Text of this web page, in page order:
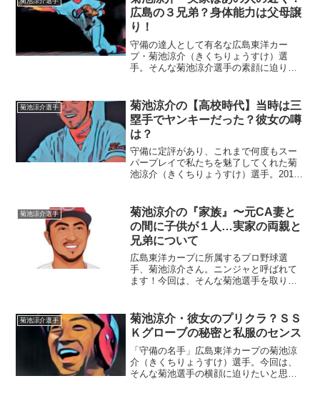
り昨年、４年連続４度目...
広島の３兄弟？身体能力は父母譲
り！
守備の達人として有名な広島東洋カー
プ・菊池涼介（きくちりょうすけ）選
手。そんな菊池涼介選手の素顔に迫りた
の実家はあります。広島東洋カープで長
く４番バッターとして活躍さ...
菊池涼介選手
菊池涼介の【高校時代】当時は三
塁手でヤンキーだった？彼女の噂
は？
守備に定評があり、これまで何度もスー
パープレイで私たちを魅了してくれた菊
池涼介（きくちりょうすけ）選手。2017
た。今回は、そんな菊池涼介選手の高校
時代に迫っていきた...
菊池涼介選手
菊池涼介の『家族』〜元CA妻と
の間に子供が１人…実家の両親と
兄弟について
広島東洋カープに所属するプロ野球選
手、菊池涼介さん。ニンジャと呼ばれて
ます！今回は、そんな菊池選手を取り巻
ょうすけ）生年月日：1990年〈平成2年〉
3月11日身 長：...
菊池涼介選手
菊池涼介・彼女のプリクラ？ＳＳ
Ｋグローブの秘密と私服のセンス
「守備の名手」広島東洋カープの菊池涼
介（きくちりょうすけ）選手。今回は、
そんな菊池選手の横顔に迫りたいと思い